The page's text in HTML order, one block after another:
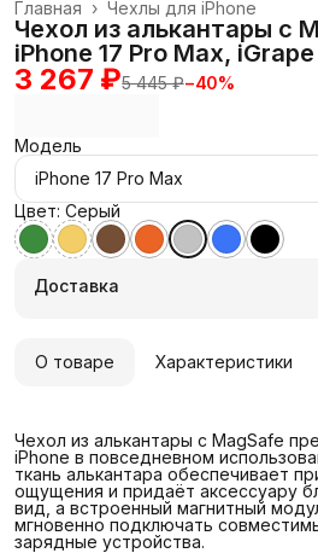
Чехлы для iPhone
Главная ›
Чехол из алькантары с
iPhone 17 Pro Max,
3 267 ₽5 445 ₽−40%
Модель
iPhone 17 Pro Max
Цвет: Серый
Доставка
О товаре Характеристики
Чехол из алькантары с MagSafe
iPhone в повседневном
ткань алькантара обеспечивает
ощущения и придаёт аксессуару
вид, а встроенный магнитный
мгновенно подключать
зарядные устройства.